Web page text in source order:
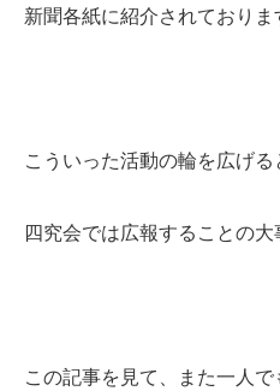
新聞各紙に紹介されておりま
こういった活動の輪を広げ
四究会では広報することの大
この記事を見て、また一人